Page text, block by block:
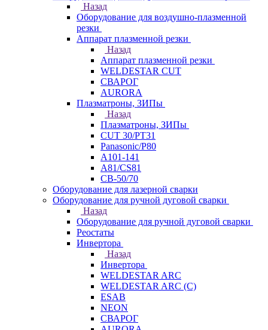
Назад
Оборудование для воздушно-плазменной
резки
Аппарат плазменной резки
Назад
Аппарат плазменной резки
WELDESTAR CUT
СВАРОГ
AURORA
Плазматроны, ЗИПы
Назад
Плазматроны, ЗИПы
CUT 30/PT31
Panasonic/P80
А101-141
А81/CS81
СВ-50/70
Оборудование для лазерной сварки
Оборудование для ручной дуговой сварки
Назад
Оборудование для ручной дуговой сварки
Реостаты
Инвертора
Назад
Инвертора
WELDESTAR ARC
WELDESTAR ARC (С)
ESAB
NEON
СВАРОГ